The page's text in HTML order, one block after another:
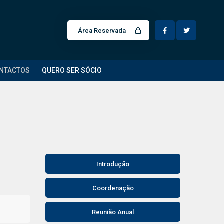
Área Reservada
QUERO SER SÓCIO
Introdução
Coordenação
Reunião Anual